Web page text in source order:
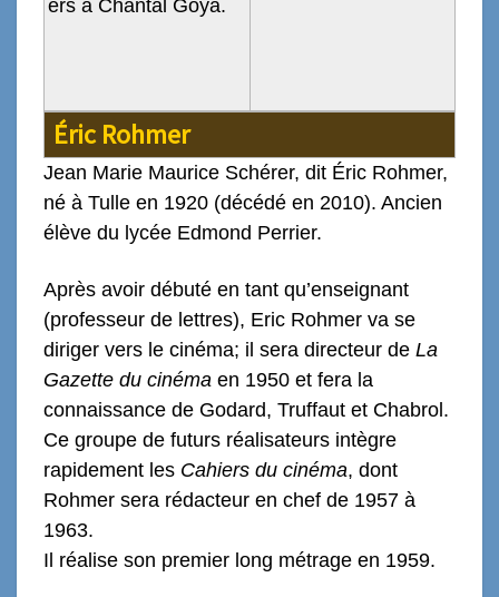
ers à Chantal Goya.
Éric Rohmer
Jean Marie Maurice Schérer, dit Éric Rohmer,
né à Tulle en 1920 (décédé en 2010). Ancien
élève du lycée Edmond Perrier.
Après avoir débuté en tant qu’enseignant
(professeur de lettres), Eric Rohmer va se
diriger vers le cinéma; il sera directeur de La
Gazette du cinéma en 1950 et fera la
connaissance de Godard, Truffaut et Chabrol.
Ce groupe de futurs réalisateurs intègre
rapidement les Cahiers du cinéma, dont
Rohmer sera rédacteur en chef de 1957 à
1963.
Il réalise son premier long métrage en 1959.